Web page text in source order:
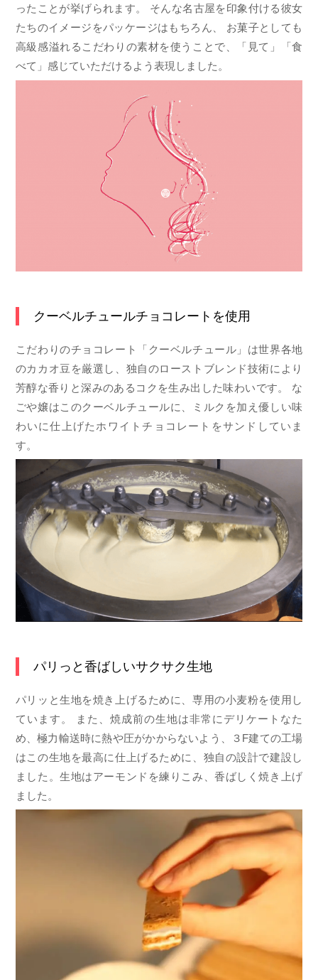
ったことが挙げられます。 そんな名古屋を印象付ける彼女
たちのイメージをパッケージはもちろん、 お菓子としても
高級感溢れるこだわりの素材を使うことで、「見て」「食
べて」感じていただけるよう表現しました。
クーベルチュールチョコレートを使用
こだわりのチョコレート「クーベルチュール」は世界各地
のカカオ豆を厳選し、独自のローストブレンド技術により
芳醇な香りと深みのあるコクを生み出した味わいです。 な
ごや嬢はこのクーベルチュールに、ミルクを加え優しい味
わいに仕上げたホワイトチョコレートをサンドしていま
す。
パリっと香ばしいサクサク生地
パリッと生地を焼き上げるために、専用の小麦粉を使用し
ています。 また、焼成前の生地は非常にデリケートなた
め、極力輸送時に熱や圧がかからないよう、３F建ての工場
はこの生地を最高に仕上げるために、独自の設計で建設し
ました。生地はアーモンドを練りこみ、香ばしく焼き上げ
ました。